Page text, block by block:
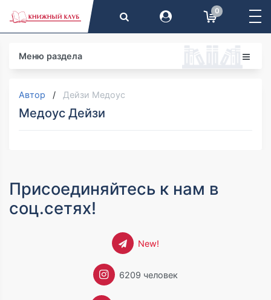
0
Меню раздела
Автор Дейзи Медоус
Медоус Дейзи
Присоединяйтесь к нам в
соц.сетях!
New!
6209 человек